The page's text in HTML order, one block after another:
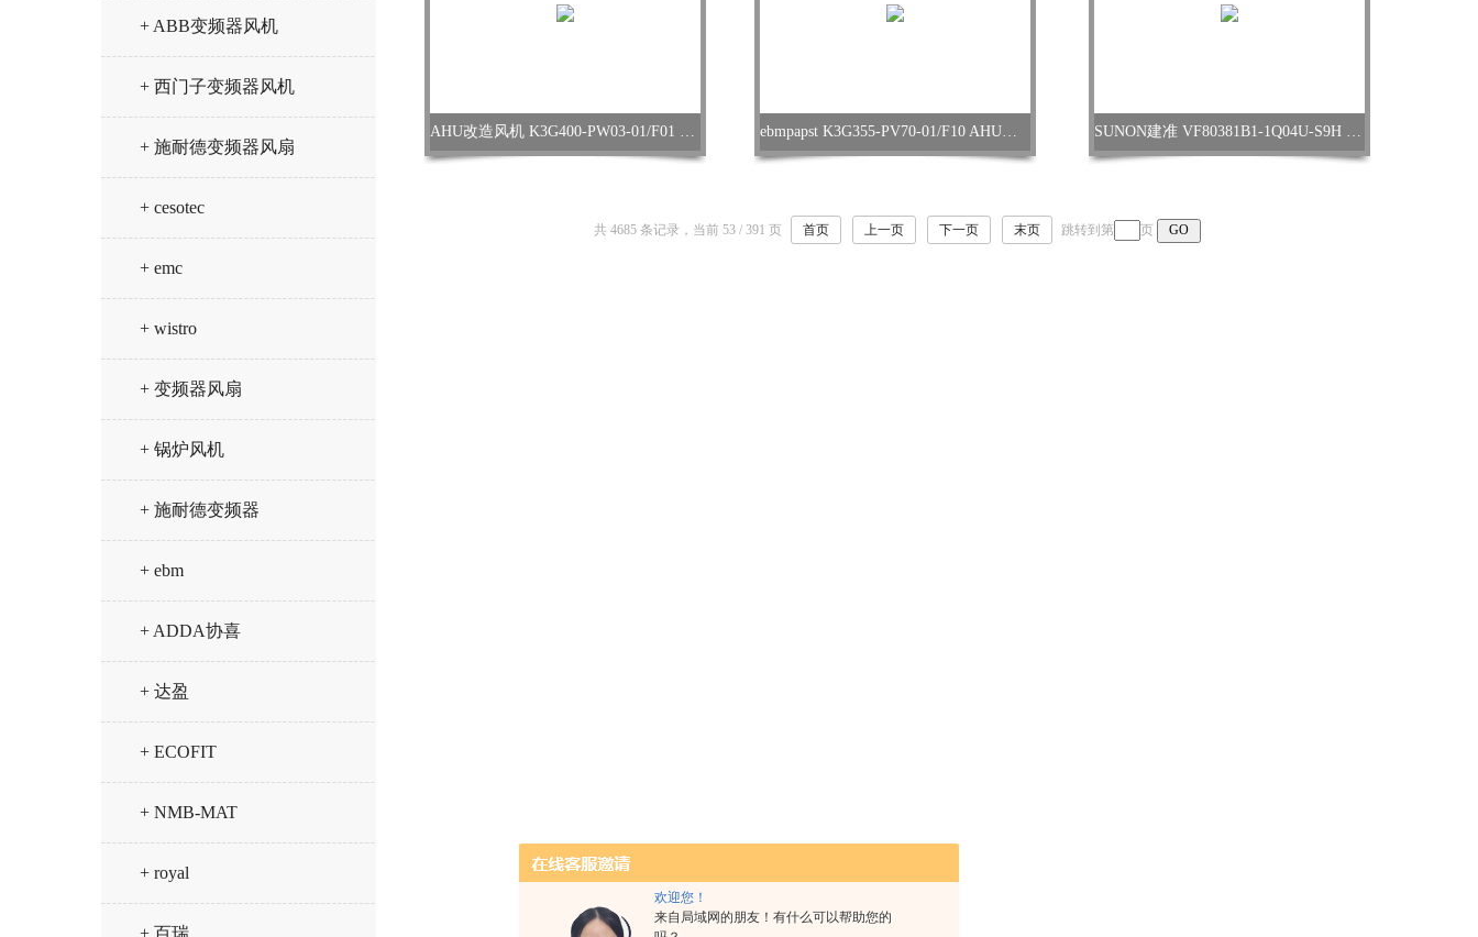
欢迎您！
来自局域网的朋友！有什么可以帮助您的
+ ABB变频器风机
+ 西门子变频器风机
+ 施耐德变频器风扇
+ cesotec
+ emc
+ wistro
+ 变频器风扇
+ 锅炉风机
+ 施耐德变频器
+ ebm
+ ADDA协喜
+ 达盈
+ ECOFIT
+ NMB-MAT
+ royal
+ 百瑞
AHU改造风机 K3G400-PW03-01/F01 ebmpapst ebmpapst K3G355-PV70-01/F10 AHU改造风机 SUNON建准 VF80381B1-1Q04U-S9H 服务器风扇
共 4685 条记录，当前 53 / 391 页 首页 上一页 下一页 末页 跳转到第 页